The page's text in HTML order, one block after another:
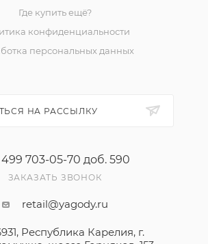
Где купить ещё?
конфиденциальности
персональных данных
НА РАССЫЛКУ
499 703-05-70 доб. 590
ЗАКАЗАТЬ ЗВОНОК
retail@yagody.ru
Республика Карелия, г.